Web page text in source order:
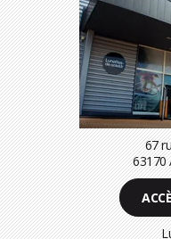
67
63170